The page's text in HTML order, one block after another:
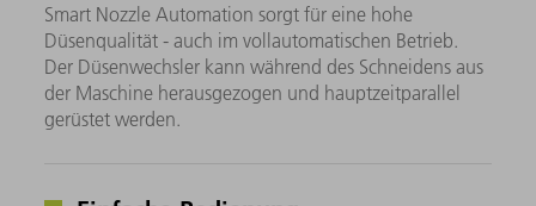
Smart Nozzle Automation sorgt für eine hohe
Düsenqualität - auch im vollautomatischen Betrieb.
Der Düsenwechsler kann während des Schneidens aus
der Maschine herausgezogen und hauptzeitparallel
gerüstet werden.